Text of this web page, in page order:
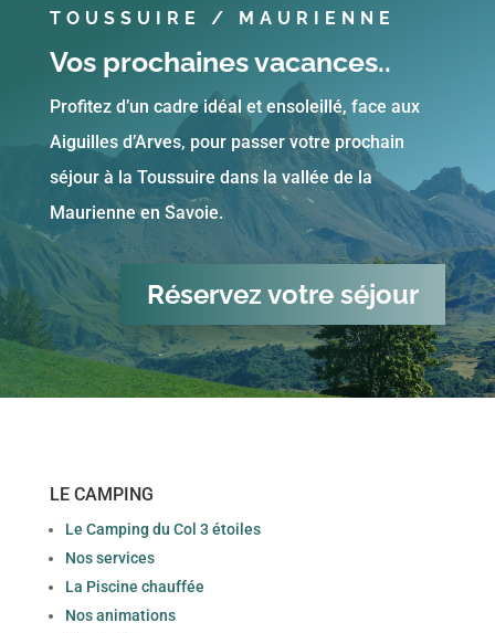
TOUSSUIRE / MAURIENNE
Vos prochaines vacances..
Profitez d’un cadre idéal et ensoleillé, face aux
Aiguilles d’Arves, pour passer votre prochain
séjour à la Toussuire dans la vallée de la
Maurienne en Savoie.
Réservez votre séjour
LE CAMPING
Le Camping du Col 3 étoiles
Nos services
La Piscine chauffée
Nos animations